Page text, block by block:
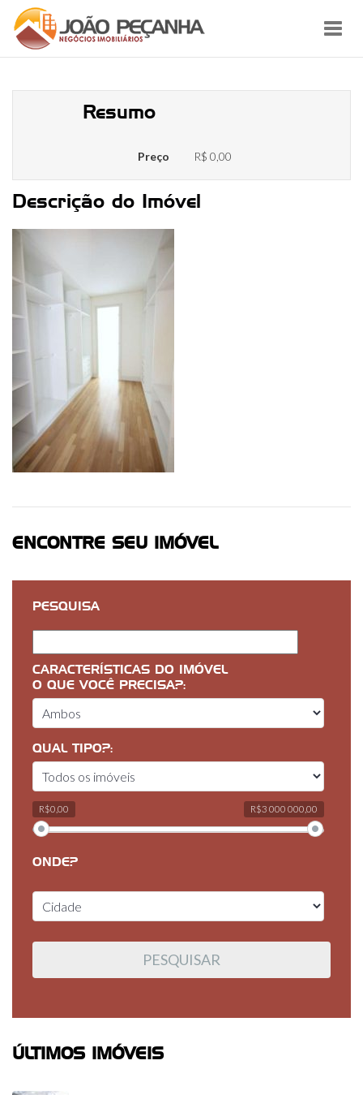
Resumo
Preço R$ 0,00
Descrição do Imóvel
ENCONTRE SEU IMÓVEL
PESQUISA
CARACTERÍSTICAS DO IMÓVEL
O QUE VOCÊ PRECISA?:
QUAL TIPO?:
R$0,00 R$3 000 000,00
ONDE?
ÚLTIMOS IMÓVEIS